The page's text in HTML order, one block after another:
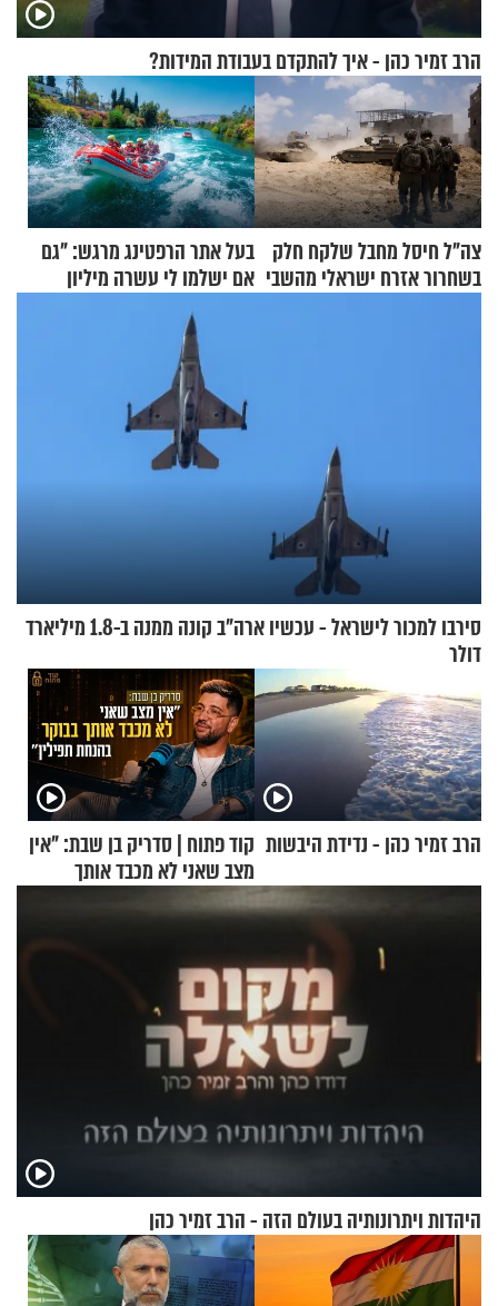
הרב זמיר כהן - איך להתקדם בעבודת המידות?
צה"ל חיסל מחבל שלקח חלק
בשחרור אזרח ישראלי מהשבי
בעל אתר הרפטינג מרגש: "גם
אם ישלמו לי עשרה מיליון
שקלים - לא אפתח בשבת"
סירבו למכור לישראל - עכשיו ארה"ב קונה ממנה ב-1.8 מיליארד
דולר
הרב זמיר כהן - נדידת היבשות קוד פתוח | סדריק בן שבת: "אין
מצב שאני לא מכבד אותך
בבוקר בהנחת תפילין"
היהדות ויתרונותיה בעולם הזה - הרב זמיר כהן